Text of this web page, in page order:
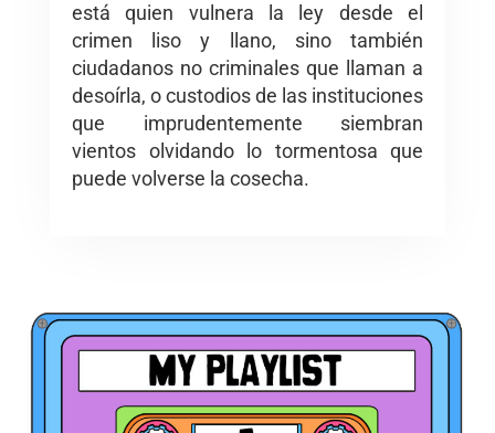
está quien vulnera la ley desde el
crimen liso y llano, sino también
ciudadanos no criminales que llaman a
desoírla, o custodios de las instituciones
que imprudentemente siembran
vientos olvidando lo tormentosa que
puede volverse la cosecha.